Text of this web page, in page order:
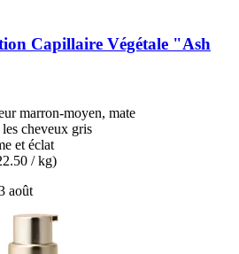
Capillaire Végétale "Ash
marron-moyen, mate
cheveux gris
et éclat
/ kg)
août